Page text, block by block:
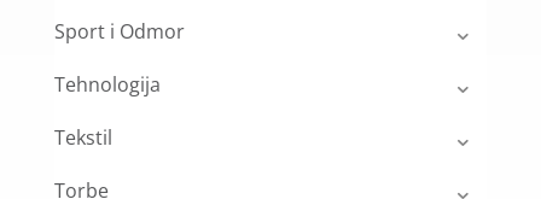
Sport i Odmor
Tehnologija
Tekstil
Torbe